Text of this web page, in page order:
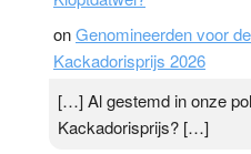
onGenomineerden voor
Kackadorisprijs 2026
[…] Al gestemd in onze
Kackadorisprijs? […]